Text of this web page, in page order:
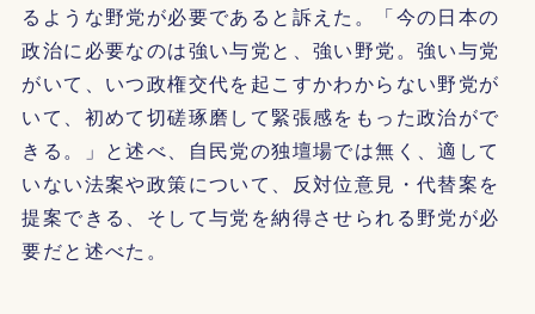
るような野党が必要であると訴えた。「今の日本の
政治に必要なのは強い与党と、強い野党。強い与党
がいて、いつ政権交代を起こすかわからない野党が
いて、初めて切磋琢磨して緊張感をもった政治がで
きる。」と述べ、自民党の独壇場では無く、適して
いない法案や政策について、反対位意見・代替案を
提案できる、そして与党を納得させられる野党が必
要だと述べた。